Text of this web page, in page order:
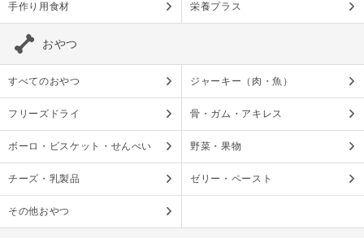
手作り用食材 栄養プラス
おやつ
すべてのおやつ ジャーキー（肉・魚）
フリーズドライ 骨・ガム・アキレス
ボーロ・ビスケット・せんべい 野菜・果物
チーズ・乳製品 ゼリー・ペースト
その他おやつ